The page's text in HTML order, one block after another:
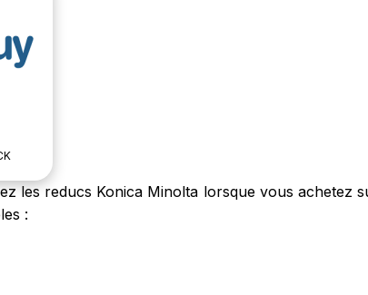
les reducs Konica Minolta lorsque vous achetez
: